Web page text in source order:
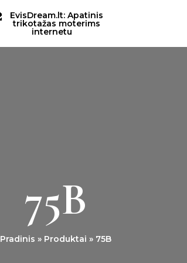
75B
Pradinis Produktai 75B